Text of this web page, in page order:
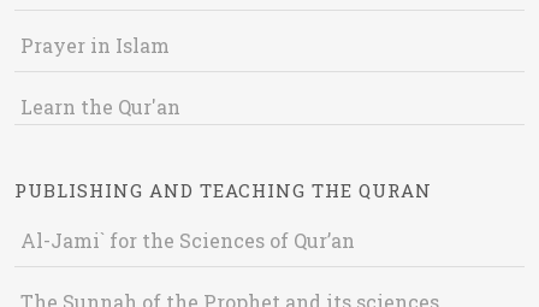
Prayer in Islam
Learn the Qur'an
PUBLISHING AND TEACHING THE QURAN
Al-Jami` for the Sciences of Qur’an
The Sunnah of the Prophet and its sciences